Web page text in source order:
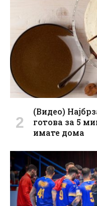
(Видео)
готова за 5
имате дома